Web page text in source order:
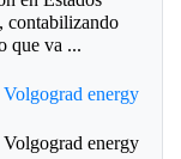
contabilizando
que va ...
energy
energy